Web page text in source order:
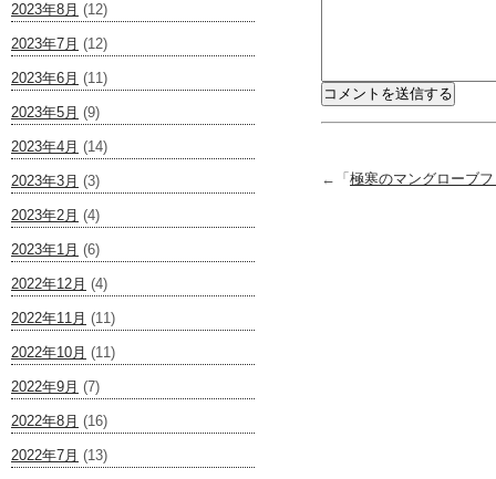
2023年8月 (12)
2023年7月 (12)
2023年6月 (11)
2023年5月 (9)
2023年4月 (14)
2023年3月 (3)
2023年2月 (4)
2023年1月 (6)
2022年12月 (4)
2022年11月 (11)
2022年10月 (11)
2022年9月 (7)
2022年8月 (16)
2022年7月 (13)
←「 極寒のマングローブ